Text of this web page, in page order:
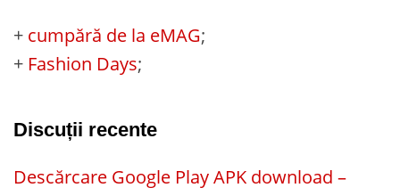
+ cumpără de la eMAG;
+ Fashion Days;
Discuții recente
Descărcare Google Play APK download –